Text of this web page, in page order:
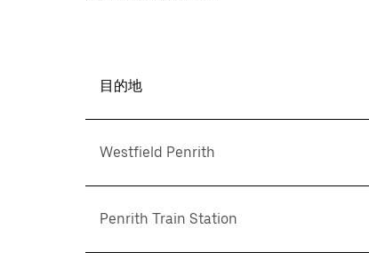
目的地
Westfield Penrith
Penrith Train Station